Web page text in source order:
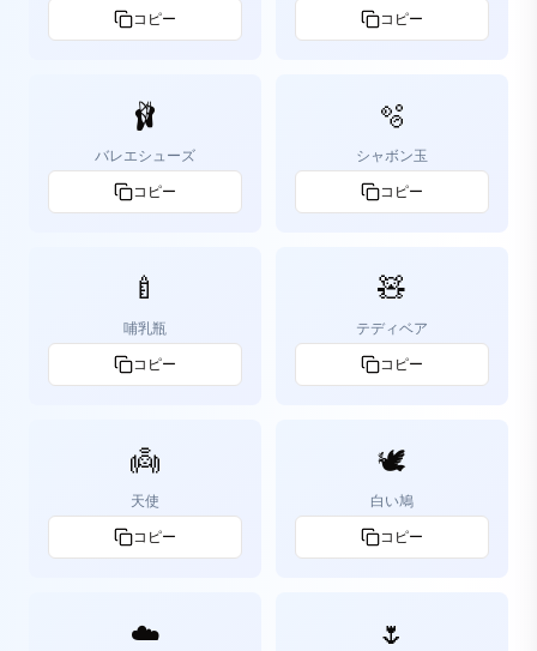
コピー コピー
🩰
バレエシューズ
コピー
🫧
シャボン玉
コピー
🍼
哺乳瓶
コピー
🧸
テディベア
コピー
👼
天使
コピー
🕊️
白い鳩
コピー
☁️ 🌷